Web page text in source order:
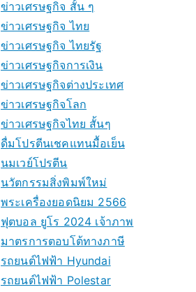
ข่าวเศรษฐกิจ สั้น ๆ
ข่าวเศรษฐกิจ ไทย
ข่าวเศรษฐกิจ ไทยรัฐ
ข่าวเศรษฐกิจการเงิน
ข่าวเศรษฐกิจต่างประเทศ
ข่าวเศรษฐกิจโลก
ข่าวเศรษฐกิจไทย สั้นๆ
ดื่มโปรตีนเชคแทนมื้อเย็น
นมเวย์โปรตีน
นวัตกรรมสิ่งพิมพ์ใหม่
พระเครื่องยอดนิยม 2566
ฟุตบอล ยูโร 2024 เจ้าภาพ
มาตรการตอบโต้ทางภาษี
รถยนต์ไฟฟ้า Hyundai
รถยนต์ไฟฟ้า Polestar